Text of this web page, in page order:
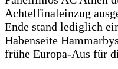
Achtelfinaleinzug
Ende stand lediglich
Habenseite
frühe Europa-Aus für